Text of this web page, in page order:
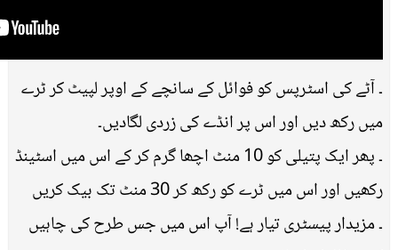
۔ آٹے کی اسٹرپس کو فوائل کے سانچے کے اوپر لپیٹ کر ٹرے
میں رکھ دیں اور اس پر انڈے کی زردی لگادیں۔
۔ پھر ایک پتیلی کو 10 منٹ اچھا گرم کر کے اس میں اسٹینڈ
رکھیں اور اس میں ٹرے کو رکھ کر 30 منٹ تک بیک کریں
۔ مزیدار پیسٹری تیار ہے! آپ اس میں جس طرح کی چاہیں